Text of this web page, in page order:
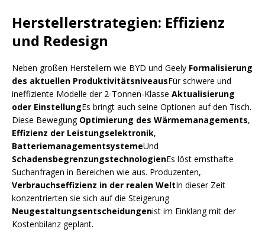
Herstellerstrategien: Effizienz
und Redesign
Neben großen Herstellern wie BYD und Geely Formalisierung
des aktuellen ProduktivitätsniveausFür schwere und
ineffiziente Modelle der 2-Tonnen-Klasse Aktualisierung
oder EinstellungEs bringt auch seine Optionen auf den Tisch.
Diese Bewegung Optimierung des Wärmemanagements,
Effizienz der Leistungselektronik,
BatteriemanagementsystemeUnd
SchadensbegrenzungstechnologienEs löst ernsthafte
Suchanfragen in Bereichen wie aus. Produzenten,
Verbrauchseffizienz in der realen WeltIn dieser Zeit
konzentrierten sie sich auf die Steigerung
Neugestaltungsentscheidungenist im Einklang mit der
Kostenbilanz geplant.